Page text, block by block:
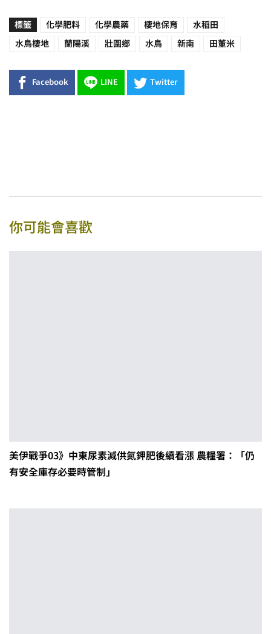
標籤 化學肥料 化學農藥 棲地保育 水稻田
水鳥棲地 蘭陽溪 壯圍鄉 水鳥 新南 田董米
Facebook LINE Twitter
你可能會喜歡
美伊戰爭03》中東尿素減供氮鉀肥後續看漲 農糧署：「仍
有安全庫存必要時管制」